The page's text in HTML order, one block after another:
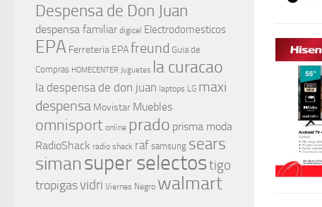
Despensa de Don Juan
despensa familiar digicel Electrodomesticos
EPA Ferreteria EPAfreund Guia de
Compras HOMECENTER Juguetes la curacao
la despensa de don juan laptops LG maxi
despensa Movistar Muebles
omnisport online prado prisma moda
RadioShack radio shack raf samsung sears
simansuper selectostigo
tropigasvidri Viernes Negro walmart